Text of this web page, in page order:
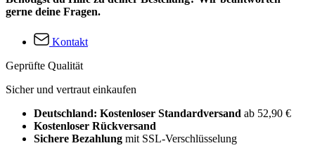
gerne deine Fragen.
Kontakt
Geprüfte Qualität
Sicher und vertraut einkaufen
Deutschland: Kostenloser Standardversand ab 52,90 €
Kostenloser Rückversand
Sichere Bezahlung mit SSL-Verschlüsselung